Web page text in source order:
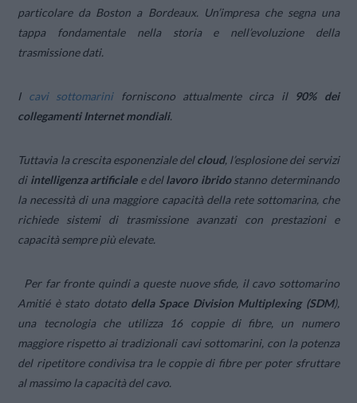
particolare da Boston a Bordeaux. Un’impresa che segna una
tappa fondamentale nella storia e nell’evoluzione della
trasmissione dati.
I cavi sottomariniforniscono attualmente circa il 90% dei
collegamenti Internet mondiali.
Tuttavia la crescita esponenziale delcloud, l’esplosione dei servizi
di intelligenza artificialee dellavoro ibridostanno determinando
la necessità di una maggiore capacità della rete sottomarina, che
richiede sistemi di trasmissione avanzati con prestazioni e
capacità sempre più elevate.
Per far fronte quindi a queste nuove sfide, il cavo sottomarino
Amitié è stato dotato della Space Division Multiplexing (SDM),
una tecnologia che utilizza 16 coppie di fibre, un numero
maggiore rispetto ai tradizionali cavi sottomarini, con la potenza
del ripetitore condivisa tra le coppie di fibre per poter sfruttare
al massimo la capacità del cavo.